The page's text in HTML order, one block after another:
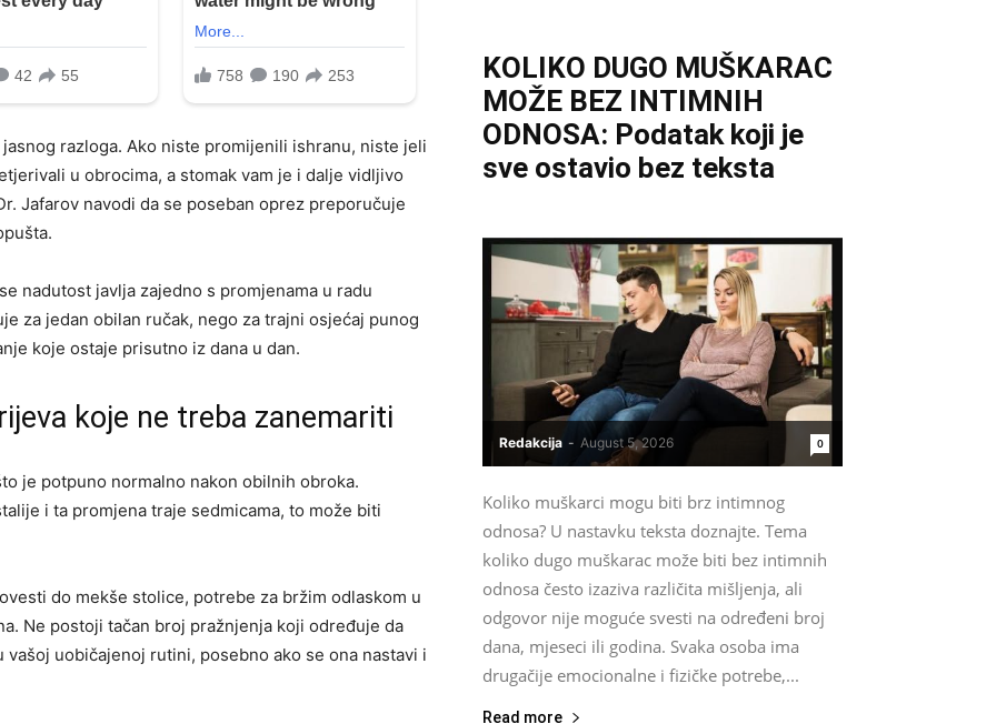
razloga. Ako niste promijenili ishranu, niste jeli
u obrocima, a stomak vam je i dalje vidljivo
Jafarov navodi da se poseban oprez preporučuje
nadutost javlja zajedno s promjenama u radu
za jedan obilan ručak, nego za trajni osjećaj punog
koje ostaje prisutno iz dana u dan.
koje ne treba zanemariti
je potpuno normalno nakon obilnih obroka.
i ta promjena traje sedmicama, to može biti
do mekše stolice, potrebe za bržim odlaskom u
Ne postoji tačan broj pražnjenja koji određuje da
uobičajenoj rutini, posebno ako se ona nastavi i
KOLIKO DUGO MUŠKARAC
MOŽE BEZ INTIMNIH
ODNOSA: Podatak koji je
sve ostavio bez teksta
Redakcija - August 5, 2026 0
Koliko muškarci mogu biti brz intimnog
odnosa? U nastavku teksta doznajte. Tema
koliko dugo muškarac može biti bez intimnih
odnosa često izaziva različita mišljenja, ali
odgovor nije moguće svesti na određeni broj
dana, mjeseci ili godina. Svaka osoba ima
drugačije emocionalne i fizičke potrebe,...
Read more